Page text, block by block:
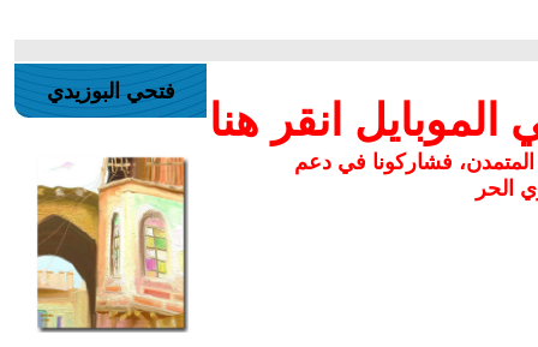
انقر هنا
المتمدن، فشاركونا في دعم
الحر
فتحي البوزيدي